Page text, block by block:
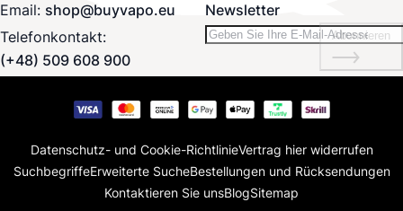
Email: shop@buyvapo.eu
Telefonkontakt:
(+48) 509 608 900
Newsletter
Abonnieren
Datenschutz- und Cookie-RichtlinieVertrag hier widerrufen
SuchbegriffeErweiterte SucheBestellungen und Rücksendungen
Kontaktieren Sie unsBlogSitemap